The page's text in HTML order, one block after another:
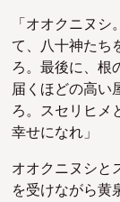
「オオクニヌ
て、八十神たち
ろ。最後に、根
届くほどの高い
ろ。スセリヒメ
幸せになれ」
オオクニヌシと
を受けながら黄